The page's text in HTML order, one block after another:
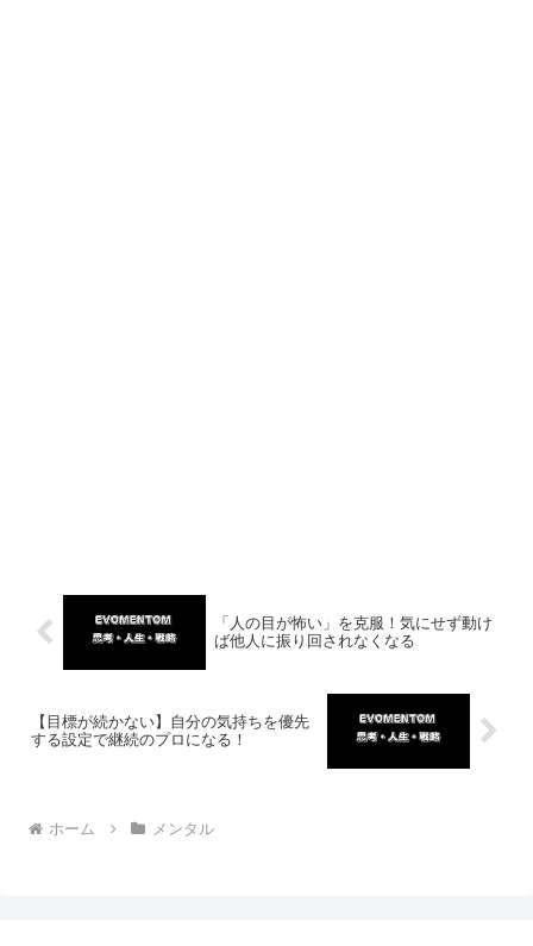
「人の目が怖い」を克服！気にせず動け
ば他人に振り回されなくなる
【目標が続かない】自分の気持ちを優先
する設定で継続のプロになる！
ホーム メンタル